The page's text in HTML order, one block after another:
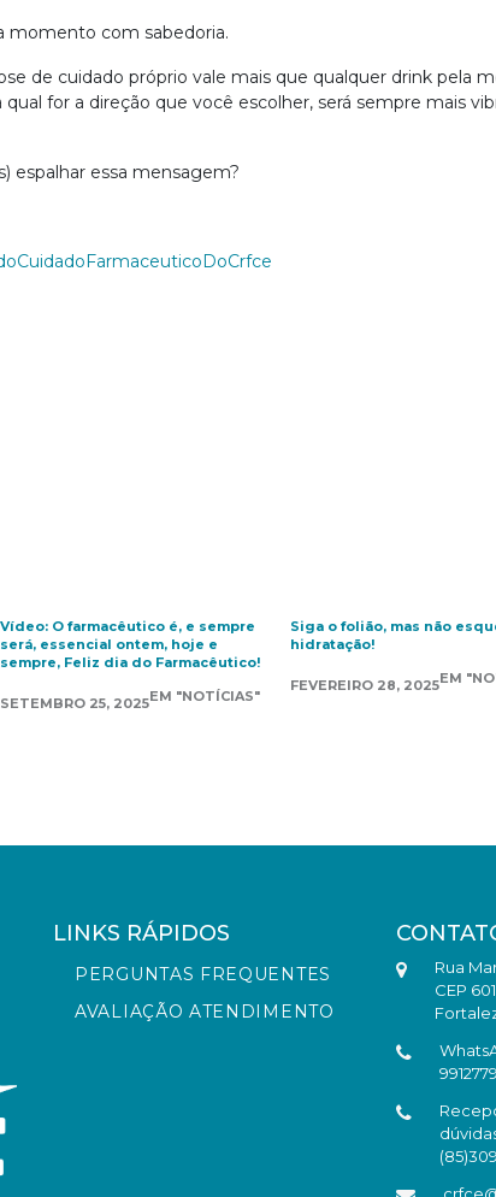
momento com sabedoria.
de cuidado próprio vale mais que qualquer drink pela
qual for a direção que você escolher, será sempre mais
espalhar essa mensagem?
Vídeo: O farmacêutico é, e sempre
será, essencial ontem, hoje e
sempre, Feliz dia do Farmacêutico!
SETEMBRO 25, 2025EM "NOTÍCIAS"
Siga o folião, mas não
hidratação!
FEVEREIRO 28, 2025EM
LINKS RÁPIDOS
PERGUNTAS FREQUENTES
AVALIAÇÃO ATENDIMENTO
Rua
CEP